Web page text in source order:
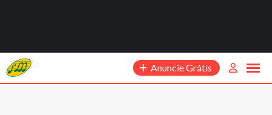
Anuncie Grátis